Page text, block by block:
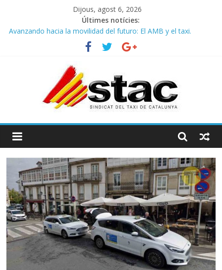
Dijous, agost 6, 2026
Últimes notícies:
Avanzando hacia la movilidad del futuro: El AMB y el taxi.
Programa de Radio TAXI LIBRE 29.07.2026 en COOLTURA FM.
STAC/ATC SOLICITAN TAULA TÈCNICA PARA MEJORAR LA
OPERATIVA DE ENTRADA EN EL PUERTO DE BARCELONA.
Programa de Radio TAXI LIBRE 22.07.2026 en COOLTURA FM.
Edición 385
COMUNICADO CONJUNTO STAC – ATC